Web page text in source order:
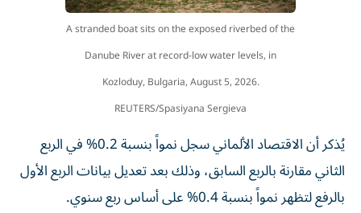
A stranded boat sits on the exposed riverbed of the
Danube River at record-low water levels, in
Kozloduy, Bulgaria, August 5, 2026.
REUTERS/Spasiyana Sergieva
يُذكر أن الاقتصاد الألماني سجل نمواً بنسبة 0.2% في الربع
الثاني مقارنة بالربع السابق، وذلك بعد تعديل بيانات الربع الأول
بالرفع لتظهر نمواً بنسبة 0.4% على أساس ربع سنوي.